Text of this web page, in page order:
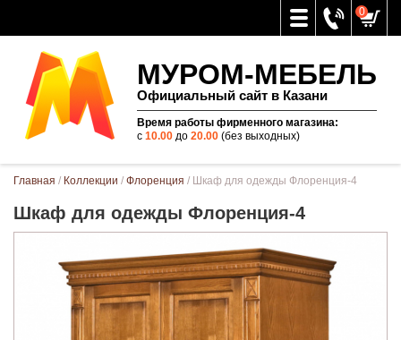
0
МУРОМ-МЕБЕЛЬ
Официальный сайт в Казани
Время работы фирменного магазина:
с 10.00до 20.00(без выходных)
Вы здесь
Главная / Коллекции / Флоренция / Шкаф для одежды Флоренция-4
Шкаф для одежды Флоренция-4